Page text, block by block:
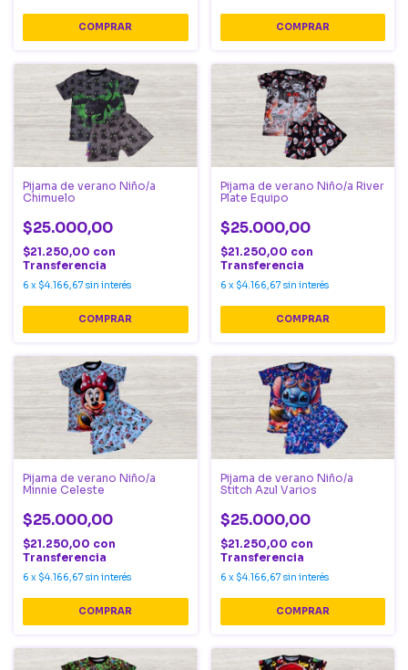
COMPRAR COMPRAR
Pijama de verano Niño/a
Chimuelo
$25.000,00
$21.250,00 con
Transferencia
6 x $4.166,67 sin interés
COMPRAR
Pijama de verano Niño/a River
Plate Equipo
$25.000,00
$21.250,00 con
Transferencia
6 x $4.166,67 sin interés
COMPRAR
Pijama de verano Niño/a
Minnie Celeste
$25.000,00
$21.250,00 con
Transferencia
6 x $4.166,67 sin interés
COMPRAR
Pijama de verano Niño/a
Stitch Azul Varios
$25.000,00
$21.250,00 con
Transferencia
6 x $4.166,67 sin interés
COMPRAR